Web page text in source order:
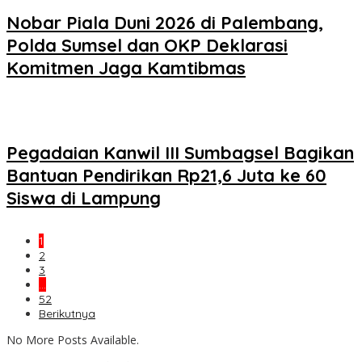
Nobar Piala Duni 2026 di Palembang,
Polda Sumsel dan OKP Deklarasi
Komitmen Jaga Kamtibmas
Pegadaian Kanwil III Sumbagsel Bagikan
Bantuan Pendirikan Rp21,6 Juta ke 60
Siswa di Lampung
1
2
3
…
52
Berikutnya
No More Posts Available.